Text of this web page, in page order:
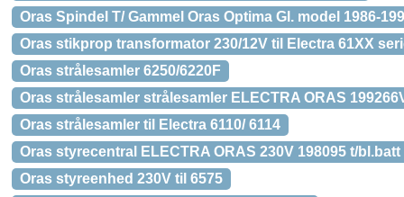
Oras Spindel T/ Gammel Oras Optima Gl. model 1986-
Oras stikprop transformator 230/12V til Electra 61XX
Oras strålesamler 6250/6220F
Oras strålesamler strålesamler ELECTRA ORAS
Oras strålesamler til Electra 6110/ 6114
Oras styrecentral ELECTRA ORAS 230V 198095 t/bl.batt
Oras styreenhed 230V til 6575